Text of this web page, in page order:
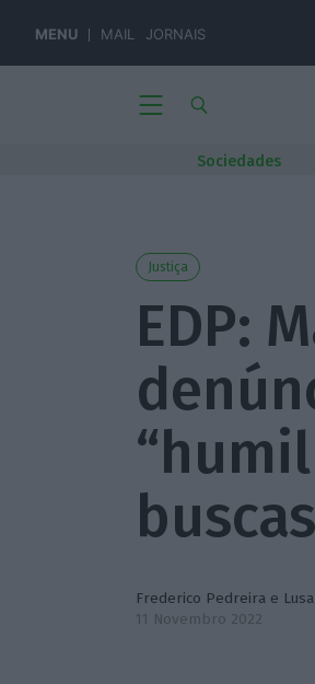
MENU MAIL JORNAIS
Sociedades
Justiça
EDP:
buscas
Frederico Pedreirae Lusa
11 Novembro 2022